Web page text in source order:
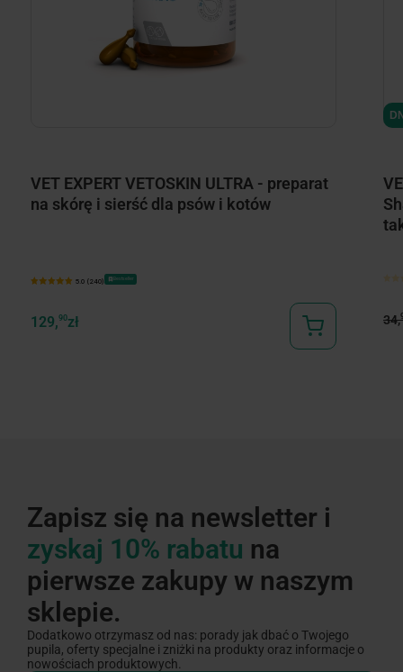
VET EXPERT VETOSKIN ULTRA - preparat
na skórę i sierść dla psów i kotów
5.0 (240) Bestseller
129,90zł 34,
Zapisz się na newsletter i
zyskaj 10% rabatu na
pierwsze zakupy w naszym
sklepie.
Dodatkowo otrzymasz od nas: porady jak dbać o Twojego
pupila, oferty specjalne i zniżki na produkty oraz informacje o
nowościach produktowych.